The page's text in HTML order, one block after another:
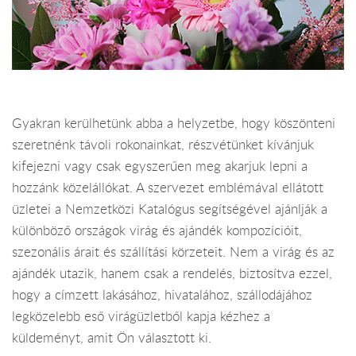
Gyakran kerülhetünk abba a helyzetbe, hogy köszönteni
szeretnénk távoli rokonainkat, részvétünket kívánjuk
kifejezni vagy csak egyszerűen meg akarjuk lepni a
hozzánk közelállókat. A szervezet emblémával ellátott
üzletei a Nemzetközi Katalógus segítségével ajánlják a
különböző országok virág és ajándék kompozícióit,
szezonális árait és szállítási körzeteit. Nem a virág és az
ajándék utazik, hanem csak a rendelés, biztosítva ezzel,
hogy a címzett lakásához, hivatalához, szállodájához
legközelebb eső virágüzletből kapja kézhez a
küldeményt, amit Ön választott ki.